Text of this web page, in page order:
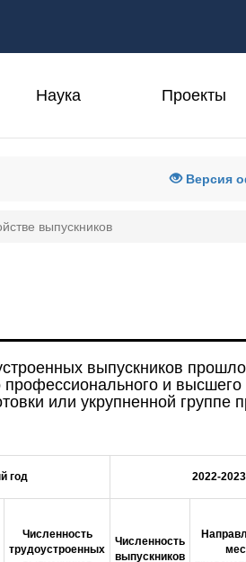
Наука Проекты
Версия
выпускников
выпускников
и высшего
или укрупненной группе
год 2022-
Численность
трудоустроенных
Численность
выпускников